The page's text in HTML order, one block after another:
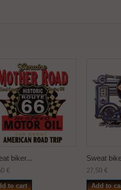
biker...
€
to cart
Sweat
27,50 €
Add to